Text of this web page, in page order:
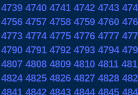
4739 4740 4741 4742 4743
4756 4757 4758 4759 4760
4773 4774 4775 4776 4777
4790 4791 4792 4793 4794
4807 4808 4809 4810 4811
4824 4825 4826 4827 4828
4841 4842 4843 4844 4845